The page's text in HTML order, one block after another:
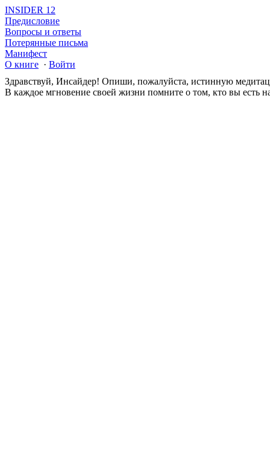
INSIDER 12
Предисловие
Вопросы и ответы
Потерянные письма
Манифест
О книге · Войти
Здравствуй, Инсайдер! Опиши, пожалуйста, истинную
В каждое мгновение своей жизни помните о том, кто вы есть